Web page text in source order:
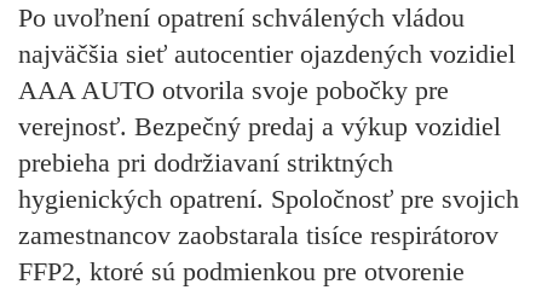
Po uvoľnení opatrení schválených vládou
najväčšia sieť autocentier ojazdených vozidiel
AAA AUTO otvorila svoje pobočky pre
verejnosť. Bezpečný predaj a výkup vozidiel
prebieha pri dodržiavaní striktných
hygienických opatrení. Spoločnosť pre svojich
zamestnancov zaobstarala tisíce respirátorov
FFP2, ktoré sú podmienkou pre otvorenie